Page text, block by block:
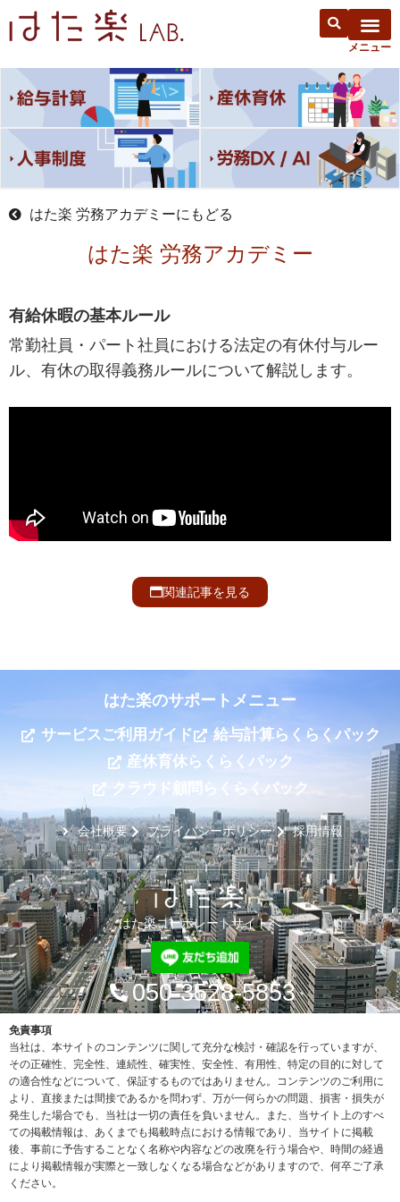
はた楽 労務アカデミーにもどる
はた楽 労務アカデミー
有給休暇の基本ルール
常勤社員・パート社員における法定の有休付与ルー
ル、有休の取得義務ルールについて解説します。
関連記事を見る
はた楽のサポートメニュー
サービスご利用ガイド
給与計算らくらくパック
産休育休らくらくパック
クラウド顧問らくらくパック
会社概要 プライバシーポリシー 採用情報
はた楽コーポレートサイトへ
050-3528-5853
免責事項
当社は、本サイトのコンテンツに関して充分な検討・確認を行っていますが、
その正確性、完全性、連続性、確実性、安全性、有用性、特定の目的に対して
の適合性などについて、保証するものではありません。コンテンツのご利用に
より、直接または間接であるかを問わず、万が一何らかの問題、損害・損失が
発生した場合でも、当社は一切の責任を負いません。また、当サイト上のすべ
ての掲載情報は、あくまでも掲載時点における情報であり、当サイトに掲載
後、事前に予告することなく名称や内容などの改廃を行う場合や、時間の経過
により掲載情報が実際と一致しなくなる場合などがありますので、何卒ご了承
ください。